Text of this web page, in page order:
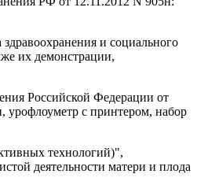
и социального
их демонстрации,
Российской Федерации от
урофлоуметр с принтером, набор
технологий)",
деятельности матери и плода